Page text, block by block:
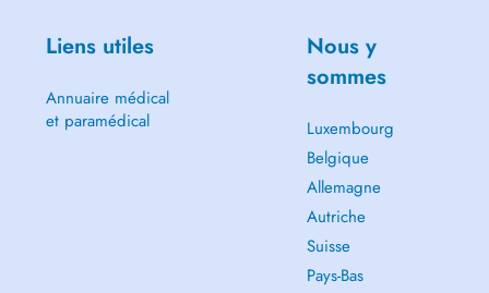
Liens utiles
Annuaire médical
et paramédical
Nous y
sommes
Luxembourg
Belgique
Allemagne
Autriche
Suisse
Pays-Bas